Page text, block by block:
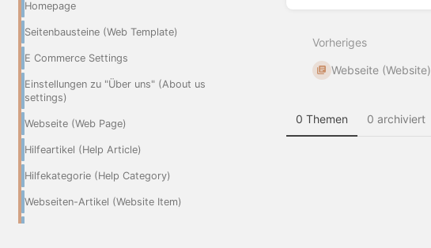
Homepage
Seitenbausteine (Web Template)
E Commerce Settings
Einstellungen zu "Über uns" (About us
settings)
Webseite (Web Page)
Hilfeartikel (Help Article)
Hilfekategorie (Help Category)
Webseiten-Artikel (Website Item)
Vorheriges
Webseite (Website)
0 Themen 0 archiviert